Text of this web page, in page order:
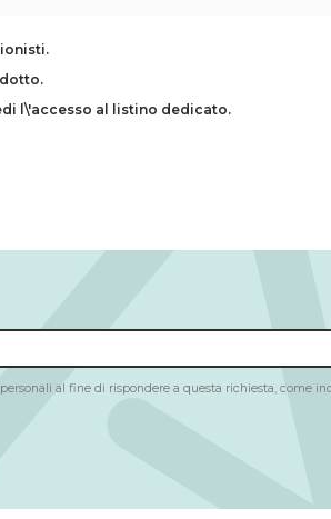
l\'accesso al listino dedicato.
al fine di rispondere a questa richiesta, come